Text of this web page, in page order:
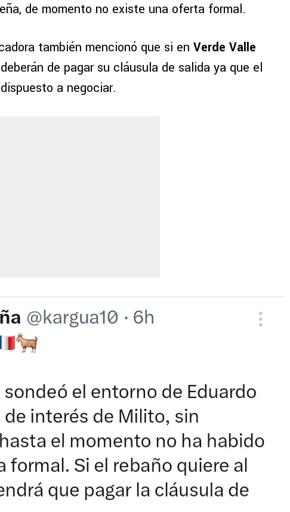
de momento no existe una oferta formal.
también mencionó que si en Verde Valle
de pagar su cláusula de salida ya que el
a negociar.